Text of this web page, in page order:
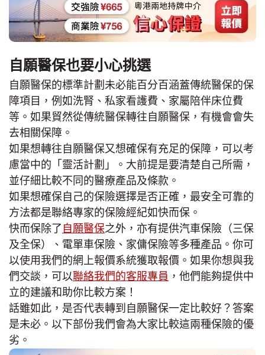
自願醫保也要小心挑選
自願醫保的標準計劃未必能百分百涵蓋傳統醫保的保
障項目，例如洗腎、私家看護費、家屬陪伴床位費
等。如果貿然從傳統醫保轉往自願醫保，有機會會失
去相關保障。
如果想轉往自願醫保又想確保有充足的保障，可以考
慮當中的「靈活計劃」。大前提是要清楚自己所需，
並仔細比較不同的醫療產品及條款。
如果想確保自己的保險選擇是否正確，最安全可靠的
方法都是聯絡專家的保險經紀如快而保。
快而保除了 自願醫保之外，亦有提供汽車保險（三保
及全保）、電單車保險、家傭保險等多種產品。你可
以使用我們的網上報價系統獲取報價。如果你想與我
們交談，可以聯絡我們的客服專員 ，他們能夠提供中
立的建議和助你比較方案！
話雖如此，是否代表轉到自願醫保一定比較好？答案
是未必。以下部份我們會為大家比較這兩種保險的優
劣。